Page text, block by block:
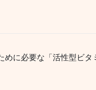
めに必要な「活性型ビタ